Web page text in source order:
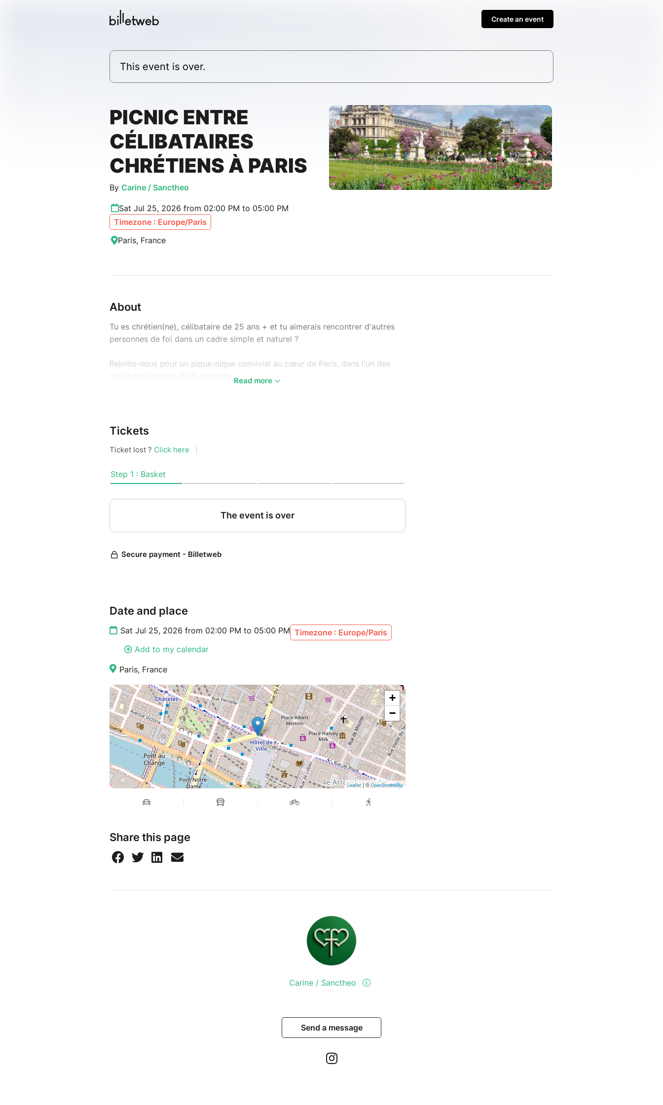
Create an event
This event is over.
PICNIC ENTRE
CÉLIBATAIRES
CHRÉTIENS À PARIS
By Carine / Sanctheo
Sat Jul 25, 2026 from 02:00 PM to 05:00 PM
Timezone : Europe/Paris
Paris, France
About
Tu es chrétien(ne), célibataire de 25 ans + et tu aimerais rencontrer d'autres
personnes de foi dans un cadre simple et naturel ?
Rejoins-nous pour un pique-nique convivial au cœur de Paris, dans l'un des
Au programme :
– Installation sur la pelouse à l'ombre
– Jeux et moment convivial
– Chacun apporte son pique-nique, de l'eau et une nappe ou un plaid pour
s'asseoir
Prévoyez une tenue légère, un chapeau et de la crème solaire — juillet oblige !
En participant, tu acceptes d'être potentiellement photographié(e) ou filmé(e)
pour la communication.
rencontres authentiques.
Un jardin. Un moment simple. Et peut-être une belle rencontre qui commence
en plein air.
Pour suivre nos prochains événements :
Instagram :https://www.instagram.com/sanctheo
Chaîne WhatsApp :
https://whatsapp.com/channel/0029Vb6NsaM30LKM7GN8YA1g
Read more
Tickets
Date and place
Sat Jul 25, 2026 from 02:00 PM to 05:00 PM Timezone : Europe/Paris
Add to my calendar
Paris, France
+
−
Leaflet| ©OpenStreetMap
Share this page
Carine / Sanctheo
Send a message